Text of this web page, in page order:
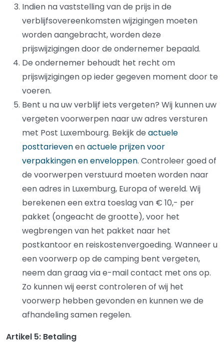
Indien na vaststelling van de prijs in de
verblijfsovereenkomsten wijzigingen moeten
worden aangebracht, worden deze
prijswijzigingen door de ondernemer bepaald.
De ondernemer behoudt het recht om
prijswijzigingen op ieder gegeven moment door te
voeren.
Bent u na uw verblijf iets vergeten? Wij kunnen uw
vergeten voorwerpen naar uw adres versturen
met Post Luxembourg. Bekijk de actuele
posttarievenenactuele prijzen voor
verpakkingen en enveloppen. Controleer goed of
de voorwerpen verstuurd moeten worden naar
een adres in Luxemburg, Europa of wereld. Wij
berekenen een extra toeslag van € 10,- per
pakket (ongeacht de grootte), voor het
wegbrengen van het pakket naar het
postkantoor en reiskostenvergoeding. Wanneer u
een voorwerp op de camping bent vergeten,
neem dan graag via e-mail contact met ons op.
Zo kunnen wij eerst controleren of wij het
voorwerp hebben gevonden en kunnen we de
afhandeling samen regelen.
Artikel 5: Betaling